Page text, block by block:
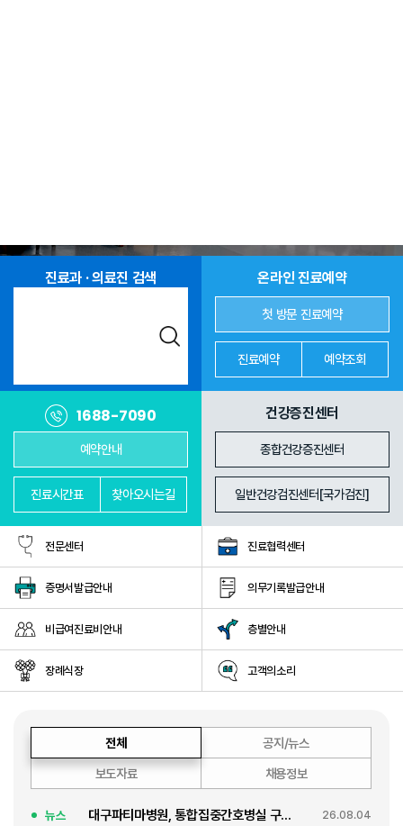
진료과 · 의료진 검색
진료과 의료진
온라인 진료예약
첫 방문 진료예약
진료예약 예약조회
1688-7090
예약안내
진료시간표 찾아오시는길
건강증진센터
종합건강증진센터
일반건강검진센터[국가검진]
전문센터 진료협력센터
증명서발급안내 의무기록발급안내
비급여진료비안내 층별안내
장례식장 고객의소리
전체
뉴스 대구파티마병원, 통합집중간호병실 구축 축복식 26.08.04
공지/뉴스
보도자료
채용정보